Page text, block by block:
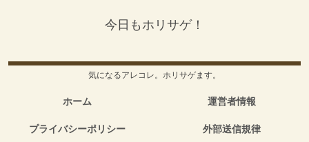
今日もホリサゲ！
気になるアレコレ。ホリサゲます。
ホーム 運営者情報
プライバシーポリシー 外部送信規律